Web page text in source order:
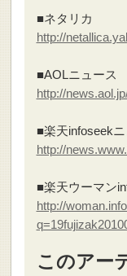
■ネタリカ
http://
■AOLニュース
http://
■楽天infoseek
http://
■楽天ウーマン
http://
このアー